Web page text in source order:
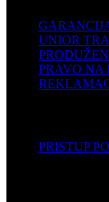
UNIOR
PRAVO NA
PRISTUP